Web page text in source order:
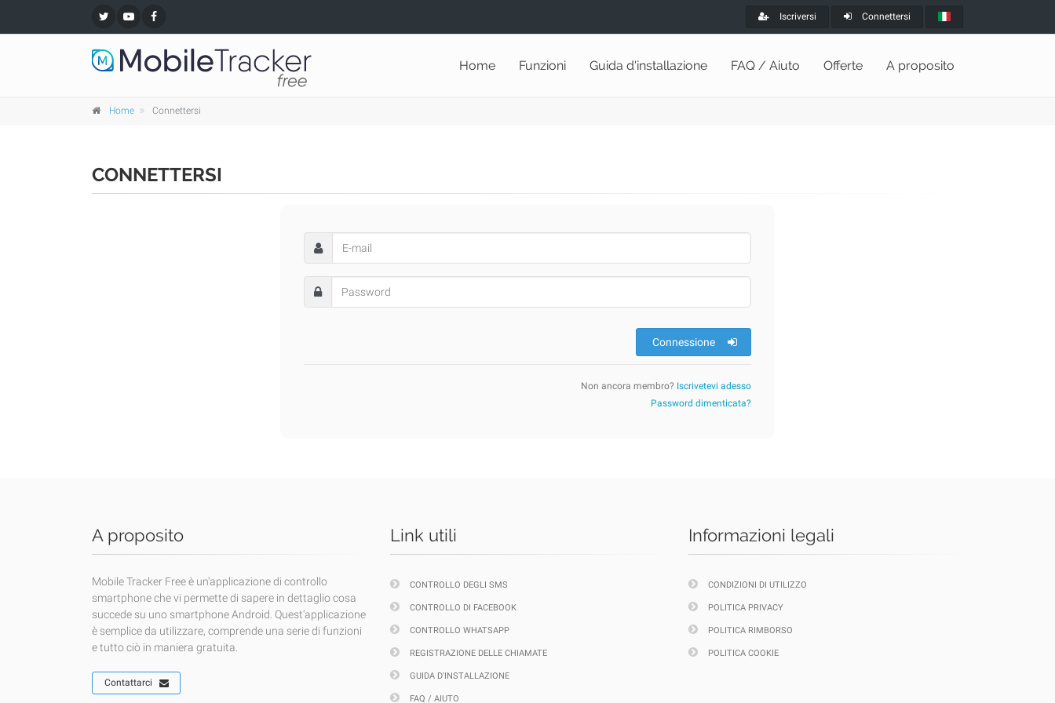
Iscriversi Connettersi
Home Funzioni Guida d'installazione FAQ / Aiuto Offerte A proposito
Home Connettersi
CONNETTERSI
Connessione
Non ancora membro? Iscrivetevi adesso
Password dimenticata?
A proposito
Mobile Tracker Free è un'applicazione di controllo
smartphone che vi permette di sapere in dettaglio cosa
succede su uno smartphone Android. Quest'applicazione
è semplice da utilizzare, comprende una serie di funzioni
e tutto ciò in maniera gratuita.
Contattarci
Link utili
CONTROLLO DEGLI SMS
CONTROLLO DI FACEBOOK
CONTROLLO WHATSAPP
REGISTRAZIONE DELLE CHIAMATE
GUIDA D'INSTALLAZIONE
FAQ / AIUTO
Informazioni legali
CONDIZIONI DI UTILIZZO
POLITICA PRIVACY
POLITICA RIMBORSO
POLITICA COOKIE